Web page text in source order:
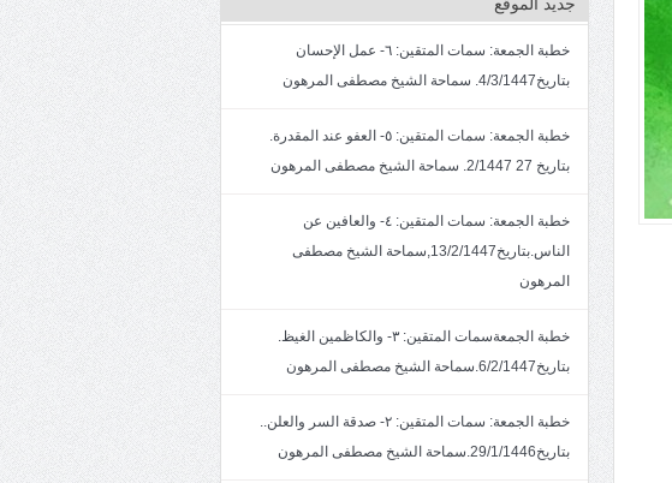
خطبة الجمعة: سمات المتقين: ٦- عمل الإحسان
بتاريخ4/3/1447. سماحة الشيخ مصطفى المرهون
خطبة الجمعة: سمات المتقين: ٥- العفو عند المقدرة.
بتاريخ 27 2/1447. سماحة الشيخ مصطفى المرهون
خطبة الجمعة: سمات المتقين: ٤- والعافين عن
الناس.بتاريخ13/2/1447,سماحة الشيخ مصطفى
المرهون
خطبة الجمعةسمات المتقين: ٣- والكاظمين الغيظ.
بتاريخ6/2/1447.سماحة الشيخ مصطفى المرهون
خطبة الجمعة: سمات المتقين: ٢- صدقة السر والعلن..
بتاريخ29/1/1446.سماحة الشيخ مصطفى المرهون